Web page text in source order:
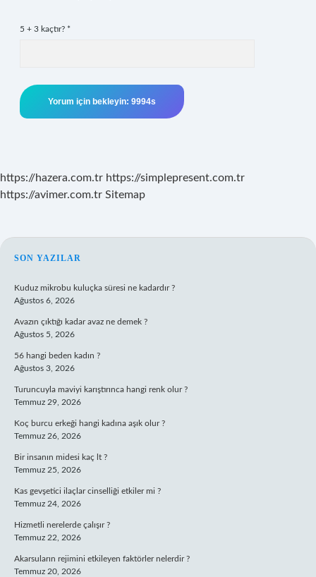
5 + 3 kaçtır? *
https://hazera.com.tr https://simplepresent.com.tr
https://avimer.com.tr Sitemap
SIDEBAR
SON YAZILAR
Kuduz mikrobu kuluçka süresi ne kadardır ?
Ağustos 6, 2026
Avazın çıktığı kadar avaz ne demek ?
Ağustos 5, 2026
56 hangi beden kadın ?
Ağustos 3, 2026
Turuncuyla maviyi karıştırınca hangi renk olur ?
Temmuz 29, 2026
Koç burcu erkeği hangi kadına aşık olur ?
Temmuz 26, 2026
Bir insanın midesi kaç lt ?
Temmuz 25, 2026
Kas gevşetici ilaçlar cinselliği etkiler mi ?
Temmuz 24, 2026
Hizmetli nerelerde çalışır ?
Temmuz 22, 2026
Akarsuların rejimini etkileyen faktörler nelerdir ?
Temmuz 20, 2026